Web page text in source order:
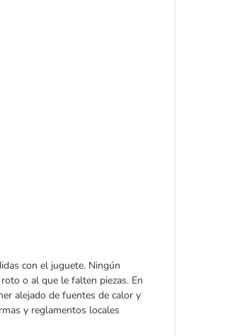
con el juguete. Ningún
o al que le falten piezas. En
alejado de fuentes de calor y
y reglamentos locales